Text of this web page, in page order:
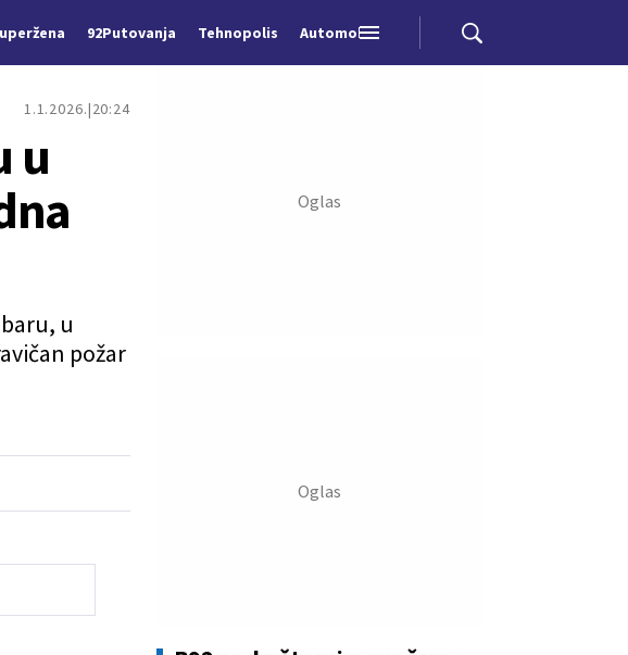
92Putovanja Tehnopolis Automobili
1.1.2026. 20:24
u
u
požar